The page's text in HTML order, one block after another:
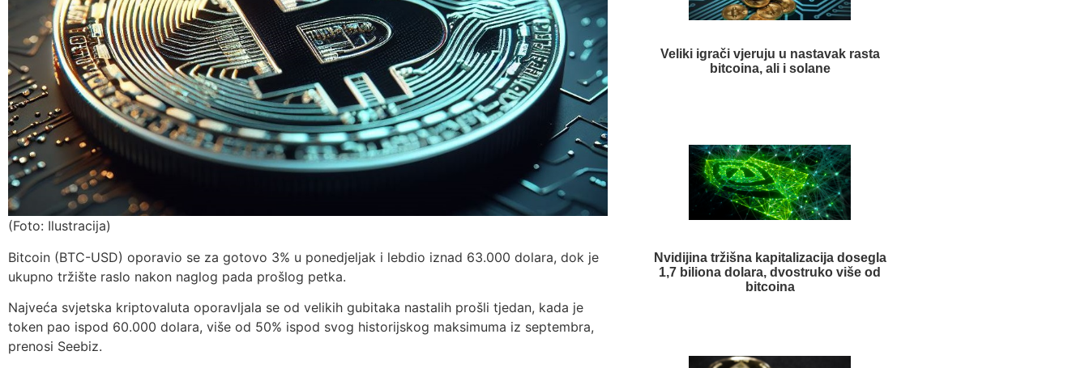
(Foto: Ilustracija)
Bitcoin (BTC-USD) oporavio se za gotovo 3% u ponedjeljak i lebdio iznad 63.000 dolara, dok je
ukupno tržište raslo nakon naglog pada prošlog petka.
Najveća svjetska kriptovaluta oporavljala se od velikih gubitaka nastalih prošli tjedan, kada je
token pao ispod 60.000 dolara, više od 50% ispod svog historijskog maksimuma iz septembra,
prenosi Seebiz.
Veliki igrači vjeruju u nastavak rasta
bitcoina, ali i solane
Nvidijina tržišna kapitalizacija dosegla
1,7 biliona dolara, dvostruko više od
bitcoina